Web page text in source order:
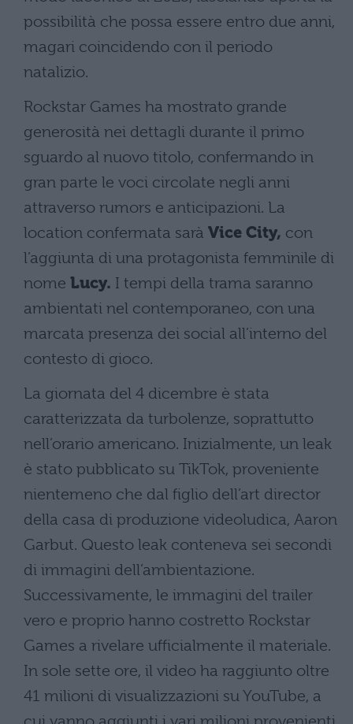
possibilità che possa essere entro due anni,
magari coincidendo con il periodo
natalizio.
Rockstar Games ha mostrato grande
generosità nei dettagli durante il primo
sguardo al nuovo titolo, confermando in
gran parte le voci circolate negli anni
attraverso rumors e anticipazioni. La
location confermata sarà Vice City, con
l’aggiunta di una protagonista femminile di
nome Lucy. I tempi della trama saranno
ambientati nel contemporaneo, con una
marcata presenza dei social all’interno del
contesto di gioco.
La giornata del 4 dicembre è stata
caratterizzata da turbolenze, soprattutto
nell’orario americano. Inizialmente, un leak
è stato pubblicato su TikTok, proveniente
nientemeno che dal figlio dell’art director
della casa di produzione videoludica, Aaron
Garbut. Questo leak conteneva sei secondi
di immagini dell’ambientazione.
Successivamente, le immagini del trailer
vero e proprio hanno costretto Rockstar
Games a rivelare ufficialmente il materiale.
In sole sette ore, il video ha raggiunto oltre
41 milioni di visualizzazioni su YouTube, a